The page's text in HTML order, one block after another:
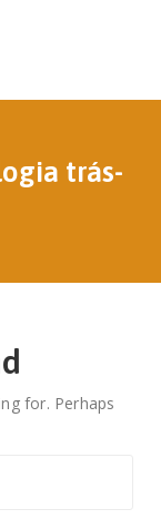
trás-
for. Perhaps